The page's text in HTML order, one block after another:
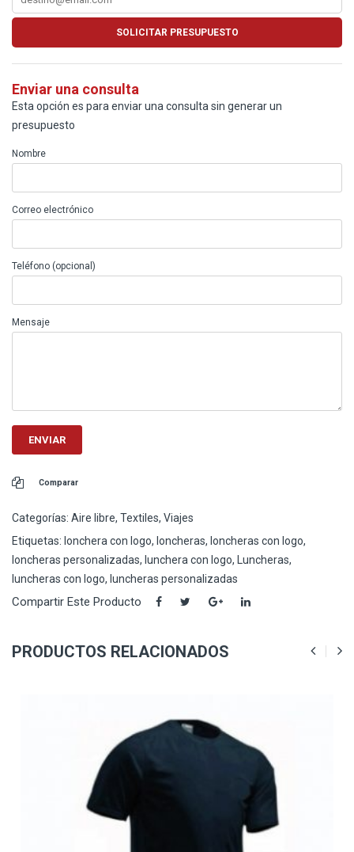
Enviar una consulta
Esta opción es para enviar una consulta sin generar un
presupuesto
Nombre
Correo electrónico
Teléfono (opcional)
Mensaje
Comparar
Categorías: Aire libre, Textiles, Viajes
Etiquetas: lonchera con logo, loncheras, loncheras con logo,
loncheras personalizadas, lunchera con logo, Luncheras,
luncheras con logo, luncheras personalizadas
Compartir Este Producto
PRODUCTOS RELACIONADOS